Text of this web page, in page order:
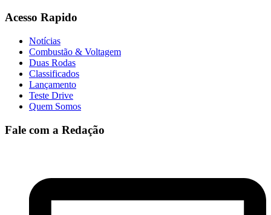
Acesso Rapido
Notícias
Combustão & Voltagem
Duas Rodas
Classificados
Lançamento
Teste Drive
Quem Somos
Fale com a Redação